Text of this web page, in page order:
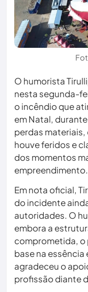
O humorista
nesta segunda-
o incêndio que
em Natal,
perdas
houve feridos e
dos momentos
empreendimento.
Em nota oficial,
do incidente
autoridades. O
embora a
comprometida,
base na essência
agradeceu o
profissão diante